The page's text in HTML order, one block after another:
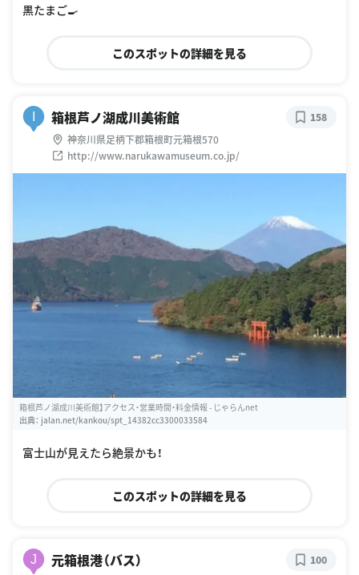
黒たまご🍳
このスポットの詳細を見る
I 箱根芦ノ湖成川美術館
神奈川県足柄下郡箱根町元箱根570
http://www.narukawamuseum.co.jp/
158
箱根芦ノ湖成川美術館】アクセス・営業時間・料金情報 - じゃらんnet
出典： jalan.net/kankou/spt_14382cc3300033584
富士山が見えたら絶景かも！
このスポットの詳細を見る
J 元箱根港（バス） 100